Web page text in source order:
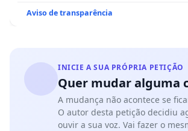
Aviso de transparência
INICIE A SUA PRÓPRIA PETIÇÃO
Quer mudar alguma
A mudança não acontece se
O autor desta petição decidiu
ouvir a sua voz. Vai fazer o